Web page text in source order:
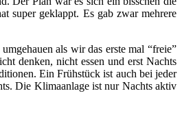
super geklappt. Es gab zwar mehrere
als wir das erste mal “freie”
denken, nicht essen und erst Nachts
Ein Frühstück ist auch bei jeder
Die Klimaanlage ist nur Nachts aktiv